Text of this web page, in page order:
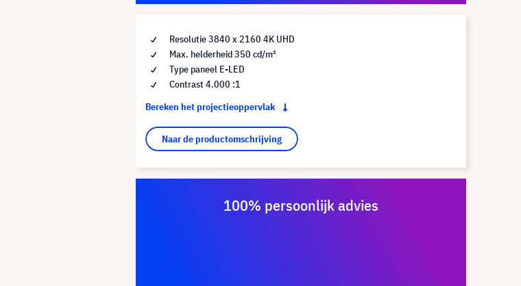
Resolutie 3840 x 2160 4K UHD
Max. helderheid 350 cd/m²
Type paneel E-LED
Contrast 4.000 :1
Bereken het projectieoppervlak
Naar de productomschrijving
100% persoonlijk advies